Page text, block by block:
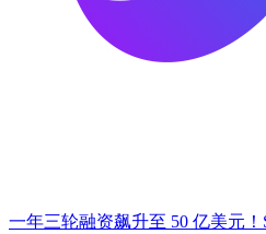
一年三轮融资飙升至 50 亿美元！